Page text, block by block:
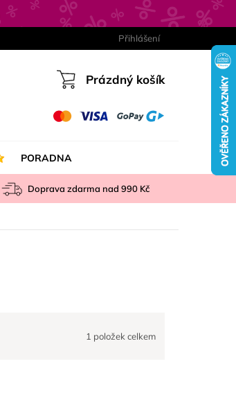
Přihlášení
Nákupní
Prázdný košík
PORADNA
Doprava zdarma nad990 Kč
1 položek celkem